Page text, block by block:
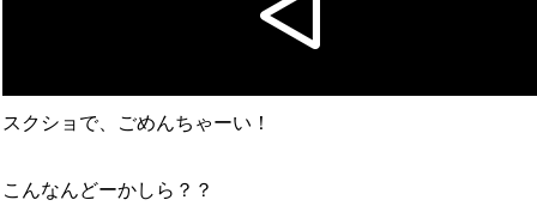
スクショで、ごめんちゃーい！
こんなんどーかしら？？